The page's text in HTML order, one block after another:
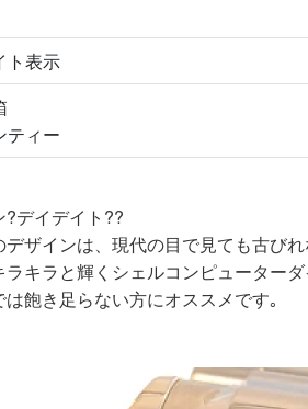
ト表示
ティー
?デイデイト??
デザインは、現代の目で見ても古び
キラと輝くシェルコンピューターダ
飽き足らない方にオススメです｡